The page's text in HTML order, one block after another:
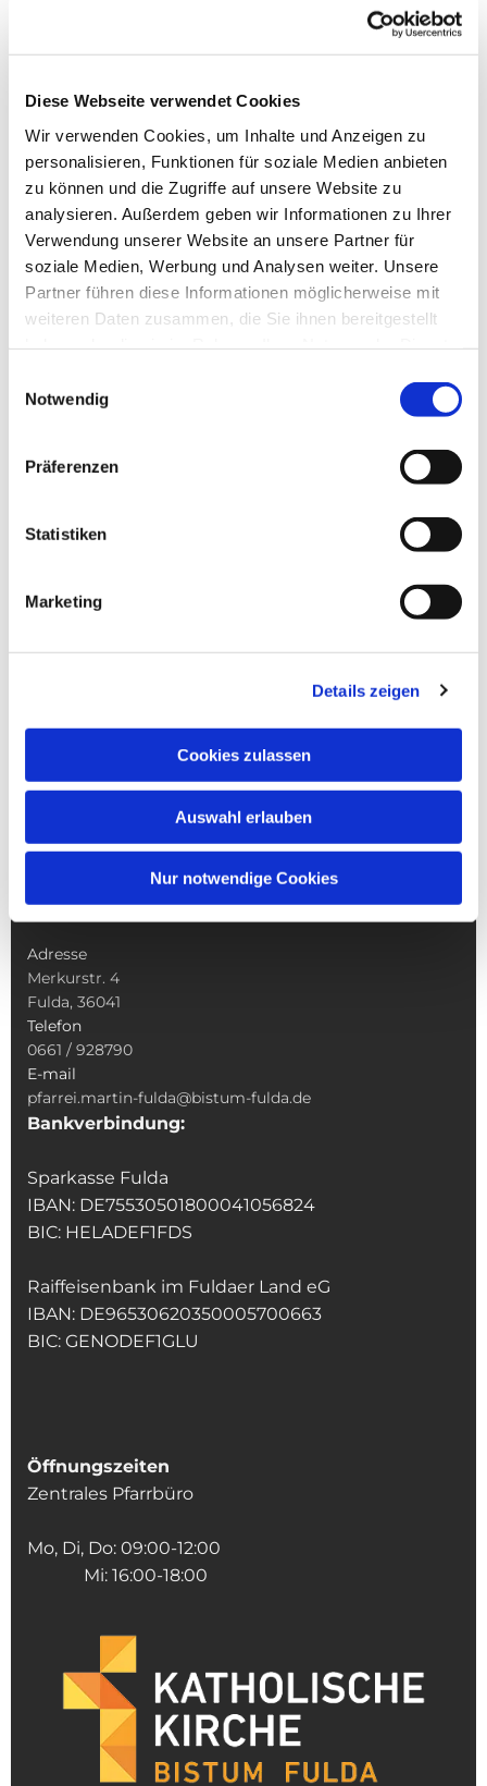
Diese Webseite verwendet Cookies
Wir verwenden Cookies, um Inhalte und Anzeigen zu
personalisieren, Funktionen für soziale Medien anbieten
zu können und die Zugriffe auf unsere Website zu
analysieren. Außerdem geben wir Informationen zu Ihrer
Verwendung unserer Website an unsere Partner für
soziale Medien, Werbung und Analysen weiter. Unsere
Partner führen diese Informationen möglicherweise mit
weiteren Daten zusammen, die Sie ihnen bereitgestellt
Notwendig
Präferenzen
Statistiken
Marketing
Details zeigen
Cookies zulassen
Auswahl erlauben
Nur notwendige Cookies
Dies könnte Sie auch
interessieren
Sakramente
Veranstaltungen & Angebote
Kindertagesstätte St. Andreas
Was tun wenn
Kontakt
Adresse
Merkurstr. 4
Fulda, 36041
Telefon
0661 / 928790
E-mail
pfarrei.martin-fulda@bistum-fulda.de
Bankverbindung:
Sparkasse Fulda
IBAN: DE75530501800041056824
BIC: HELADEF1FDS
Raiffeisenbank im Fuldaer Land eG
IBAN: DE96530620350005700663
BIC: GENODEF1GLU
Öffnungszeiten
Zentrales Pfarrbüro
Mo, Di, Do: 09:00-12:00
Mi: 16:00-18:00